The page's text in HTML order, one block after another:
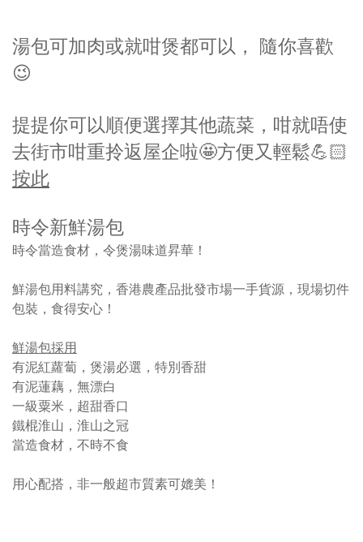
湯包可加肉或就咁煲都可以， 隨你喜歡
😉
提提你可以順便選擇其他蔬菜，咁就唔使
去街市咁重拎返屋企啦🤩方便又輕鬆💪🏻
按此
時令新鮮湯包
時令當造食材，令煲湯味道昇華！
鮮湯包用料講究，香港農產品批發市場一手貨源，現場切件
包裝，食得安心！
鮮湯包採用
有泥紅蘿蔔，煲湯必選，特別香甜
有泥蓮藕，無漂白
一級粟米，超甜香口
鐵棍淮山，淮山之冠
當造食材，不時不食
用心配搭，非一般超市質素可媲美！